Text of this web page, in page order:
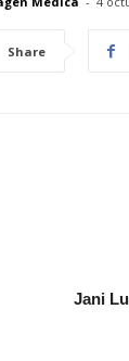
Share
Jani